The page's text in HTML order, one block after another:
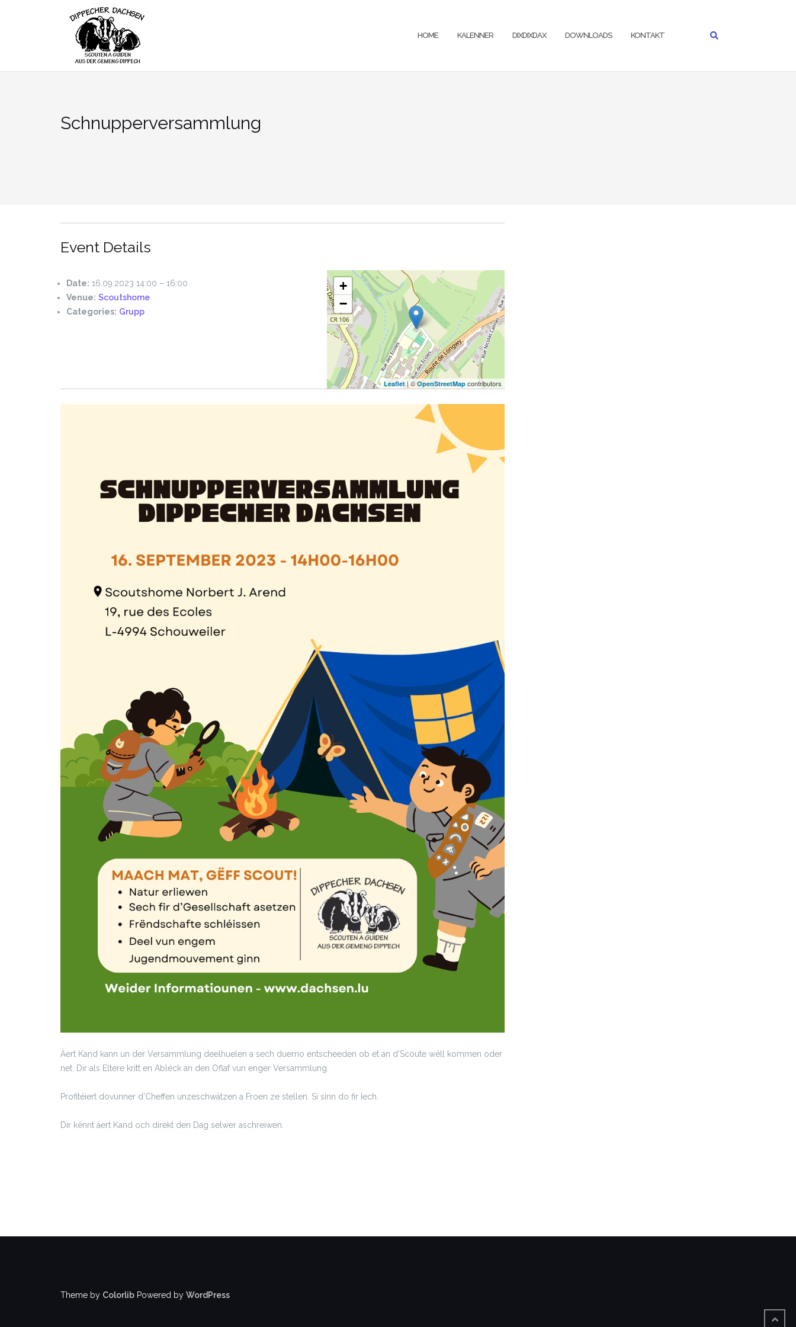
HOME KALENNER DIXDIXDAX DOWNLOADS KONTAKT
Schnupperversammlung
Event Details
Date: 16.09.2023 14:00 – 16:00
Venue: Scoutshome
Categories: Grupp
+
−
Leaflet| ©OpenStreetMap contributors
Äert Kand kann un der Versammlung deelhuelen a sech duerno entscheeden ob et an d’Scoute wëll kommen oder
net. Dir als Eltere kritt en Abléck an den Oflaf vun enger Versammlung.
Profitéiert dovunner d’Cheffen unzeschwätzen a Froen ze stellen. Si sinn do fir Iech.
Dir kënnt äert Kand och direkt den Dag selwer aschreiwen.
Theme by Colorlib Powered by WordPress